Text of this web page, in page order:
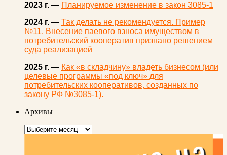
2023 г. — Планируемое изменение в закон 3085-1
2024 г. — Так делать не рекомендуется. Пример
№11. Внесение паевого взноса имуществом в
потребительский кооператив признано решением
суда реализацией
2025 г. — Как «в складчину» владеть бизнесом (или
целевые программы «под ключ» для
потребительских кооперативов, созданных по
закону РФ №3085-1).
Архивы
Архивы